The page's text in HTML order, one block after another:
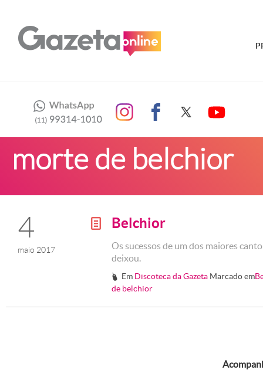
morte de belchior
4
maio 2017
g Belchior
Os sucessos de um dos maiores
deixou.
# Em Discoteca da Gazeta Marcado em
de belchior